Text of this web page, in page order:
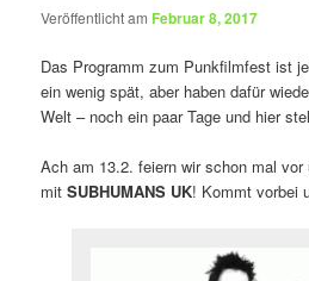
Veröffentlicht am Februar 8, 2017
Das Programm zum Punkfilmfest ist
ein wenig spät, aber haben dafür
Welt – noch ein paar Tage und hier
Ach am 13.2. feiern wir schon mal
mitSUBHUMANS UK! Kommt vorbei